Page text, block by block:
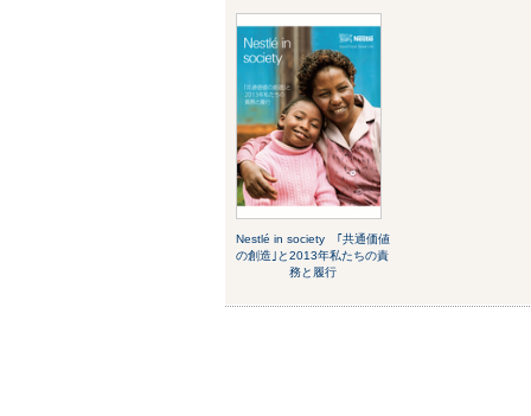
Nestlé in society ｢共通価値
の創造｣と2013年私たちの責
務と履行